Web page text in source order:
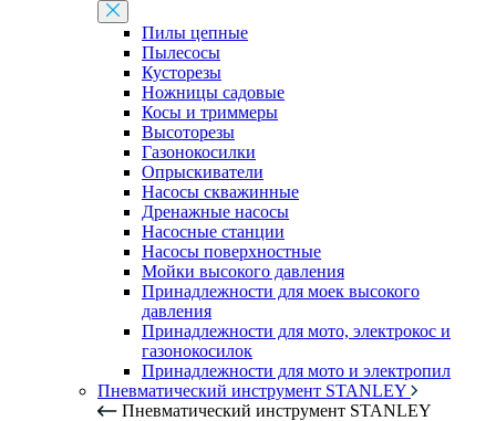
Пилы цепные
Пылесосы
Кусторезы
Ножницы садовые
Косы и триммеры
Высоторезы
Газонокосилки
Опрыскиватели
Насосы скважинные
Дренажные насосы
Насосные станции
Насосы поверхностные
Мойки высокого давления
Принадлежности для моек высокого
давления
Принадлежности для мото, электрокос и
газонокосилок
Принадлежности для мото и электропил
Пневматический инструмент STANLEY
Пневматический инструмент STANLEY